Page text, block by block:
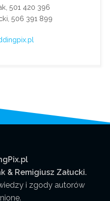
501 420 396
506 391 899
& Remigiusz Załucki.
i zgody autorów